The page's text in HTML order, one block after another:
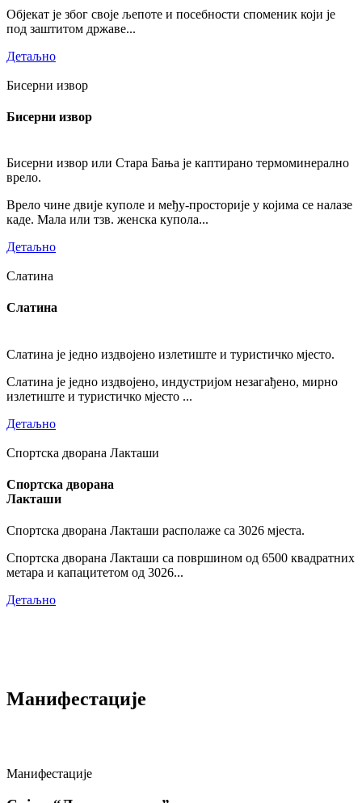
Објекат је због своје љепоте и посебности споменик који је
под заштитом државе...
Детаљно
Бисерни извор
Бисерни извор
Бисерни извор или Стара Бања је каптирано термоминерално
врело.
Врело чине двије куполе и међу-просторије у којима се налазе
каде. Мала или тзв. женска купола...
Детаљно
Слатина
Слатина
Слатина је једно издвојено излетиште и туристичко мјесто.
Слатина је једно издвојено, индустријом незагађено, мирно
излетиште и туристичко мјесто ...
Детаљно
Спортска дворана Лакташи
Спортска дворана
Лакташи
Спортска дворана Лакташи располаже са 3026 мјеста.
Спортска дворана Лакташи са површином од 6500 квадратних
метара и капацитетом од 3026...
Детаљно
Манифестације
Манифестације